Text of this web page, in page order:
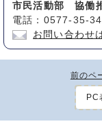
市民活動部 協働
電話：0577-35-
お問い合わせ
前のペ
PC